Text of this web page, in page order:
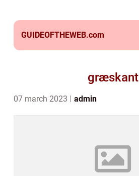
GUIDEOFTHEWEB.com
græskant
07 march 2023 admin